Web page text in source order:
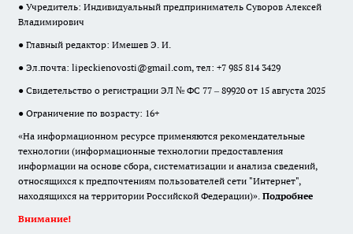
● Учредитель: Индивидуальный предприниматель Суворов Алексей
Владимирович
● Главный редактор: Имешев Э. И.
● Эл.почта: lipeckienovosti@gmail.com, тел: +7 985 814 3429
● Свидетельство о регистрации ЭЛ № ФС 77 – 89920 от 15 августа 2025
● Ограничение по возрасту: 16+
«На информационном ресурсе применяются рекомендательные
технологии (информационные технологии предоставления
информации на основе сбора, систематизации и анализа сведений,
относящихся к предпочтениям пользователей сети "Интернет",
находящихся на территории Российской Федерации)». Подробнее
Внимание!